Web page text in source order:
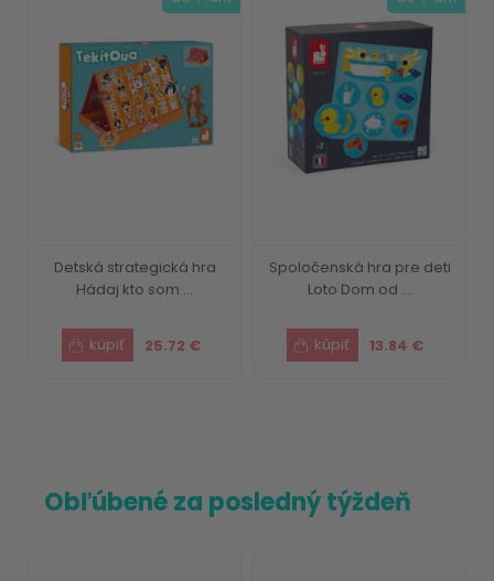
Detská strategická hra
Hádaj kto som ...
25.72 €
Spoločenská hra pre deti
Loto Dom od ...
13.84 €
Obľúbené za posledný týždeň